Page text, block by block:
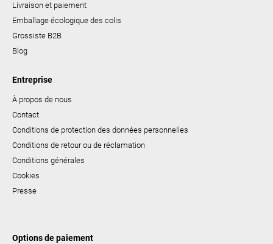
Livraison et paiement
Emballage écologique des colis
Grossiste B2B
Blog
Entreprise
À propos de nous
Contact
Conditions de protection des données personnelles
Conditions de retour ou de réclamation
Conditions générales
Cookies
Presse
Options de paiement